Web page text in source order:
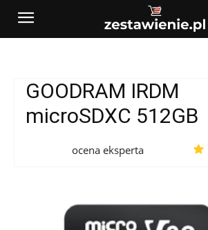
GOODRAM IRDM
microSDXC 512GB
ocena eksperta